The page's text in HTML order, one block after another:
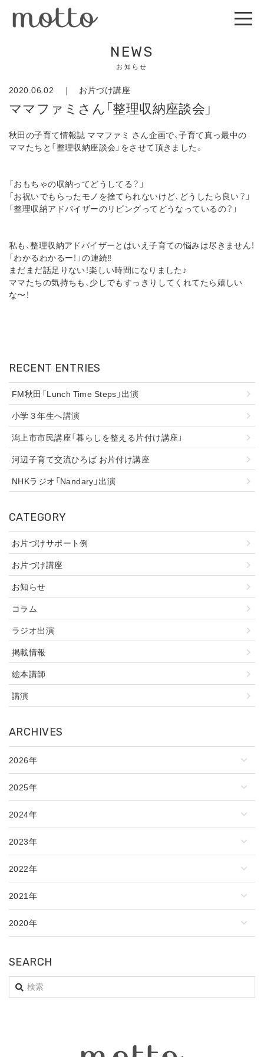
NEWS
お知らせ
2020.06.02 ｜ お片づけ講座
ママファミさん「整理収納座談会」
秋田の子育て情報誌 ママファミ さん企画で、子育て真っ最中の
ママたちと「整理収納座談会」をさせて頂きました。
「おもちゃの収納ってどうしてる？」
「お祝いでもらったモノを捨てられないけど、どうしたら良い？」
「整理収納アドバイザーのリビングってどうなっているの？」
私も、整理収納アドバイザーとはいえ子育ての悩みは尽きません！
「わかるわかるー！」の連続‼︎
まだまだ話足りない！楽しい時間になりました♪
ママたちの気持ちも、少しでもすっきりしてくれてたら嬉しい
な〜！
RECENT ENTRIES
FM秋田「Lunch Time Steps」出演
小学３年生へ講演
潟上市市民講座「暮らしを整える片付け講座」
河辺子育て交流ひろば お片付け講座
NHKラジオ「Nandary」出演
CATEGORY
お片づけサポート例
お片づけ講座
お知らせ
コラム
ラジオ出演
掲載情報
絵本講師
講演
ARCHIVES
2026年
2025年
2024年
2023年
2022年
2021年
2020年
SEARCH